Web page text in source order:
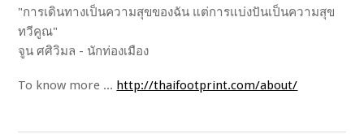
"การเดินทางเป็นความสุขของฉัน แต่การแบ่งปันเป็นความสุข
ทวีคูณ"
จูน ศศิวิมล - นักท่องเมือง
To know more ... http://thaifootprint.com/about/